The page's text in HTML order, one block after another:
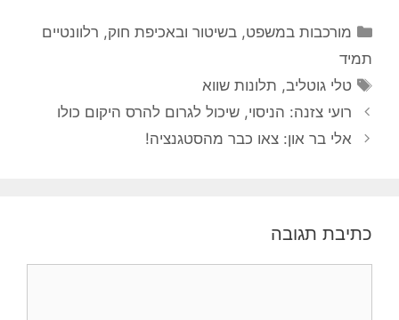
קטגוריות
מורכבות במשפט, בשיטור ובאכיפת חוק, רלוונטיים
תמיד
תגיות
טלי גוטליב, תלונות שווא
רועי צזנה: הניסוי, שיכול לגרום להרס היקום כולו
אלי בר און: צאו כבר מהסטגנציה!
כתיבת תגובה